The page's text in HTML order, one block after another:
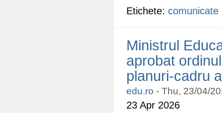
Etichete: comunicate
Ministrul
aprobat
planuri-cadru
edu.ro - Thu, 23/04/
23 Apr 2026